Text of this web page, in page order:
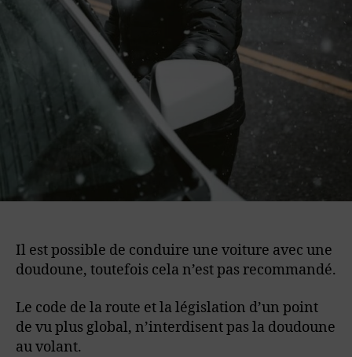
Il est possible de conduire une voiture avec une
doudoune, toutefois cela n’est pas recommandé.
Le code de la route et la législation d’un point
de vu plus global, n’interdisent pas la doudoune
au volant.